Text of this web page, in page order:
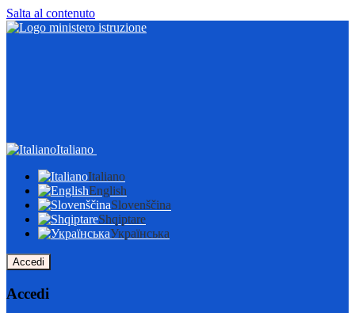
Salta al contenuto
Italiano
Italiano
English
Slovenščina
Shqiptare
Українська
Accedi
Accedi